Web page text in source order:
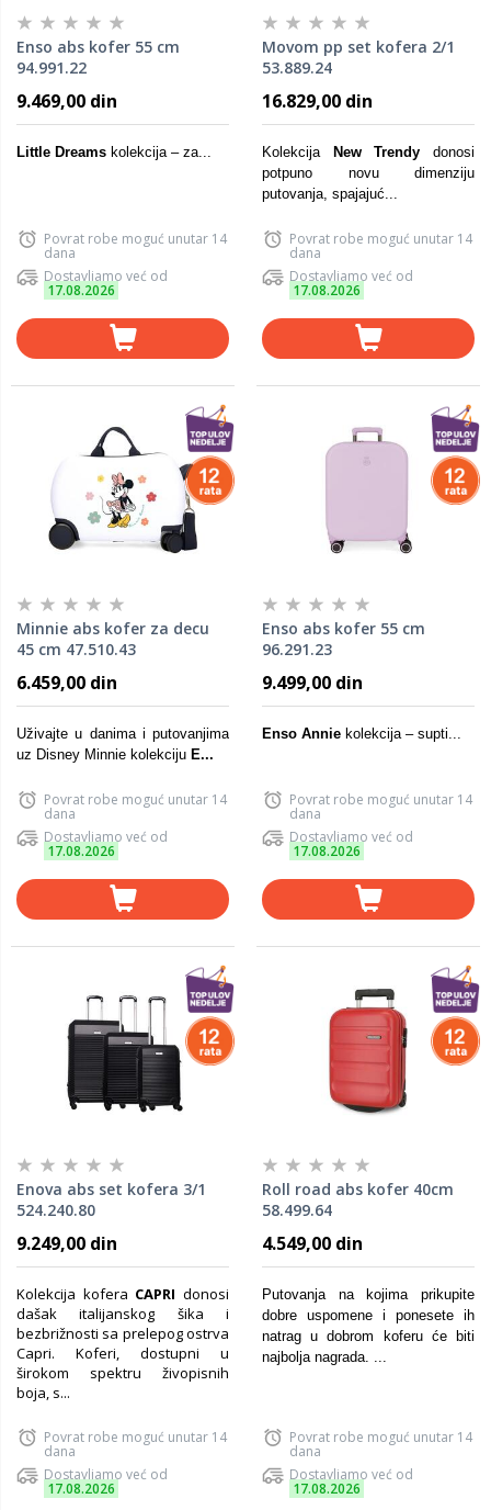
Enso abs kofer 55 cm
94.991.22
9.469,00 din
Little Dreams kolekcija – za...
Povrat robe moguć unutar 14
dana
Dostavljamo već od
17.08.2026
Movom pp set kofera 2/1
53.889.24
16.829,00 din
Kolekcija New Trendy donosi
potpuno novu dimenziju
putovanja, spajajuć...
Povrat robe moguć unutar 14
dana
Dostavljamo već od
17.08.2026
Minnie abs kofer za decu
45 cm 47.510.43
6.459,00 din
Uživajte u danima i putovanjima
uz Disney Minnie kolekciju E...
Povrat robe moguć unutar 14
dana
Dostavljamo već od
17.08.2026
Enso abs kofer 55 cm
96.291.23
9.499,00 din
Enso Annie kolekcija – supti...
Povrat robe moguć unutar 14
dana
Dostavljamo već od
17.08.2026
Enova abs set kofera 3/1
524.240.80
9.249,00 din
Kolekcija kofera CAPRIdonosi
dašak italijanskog šika i
bezbrižnosti sa prelepog ostrva
Capri. Koferi, dostupni u
širokom spektru živopisnih
boja, s...
Povrat robe moguć unutar 14
dana
Dostavljamo već od
17.08.2026
Roll road abs kofer 40cm
58.499.64
4.549,00 din
Putovanja na kojima prikupite
dobre uspomene i ponesete ih
natrag u dobrom koferu će biti
najbolja nagrada. ...
Povrat robe moguć unutar 14
dana
Dostavljamo već od
17.08.2026